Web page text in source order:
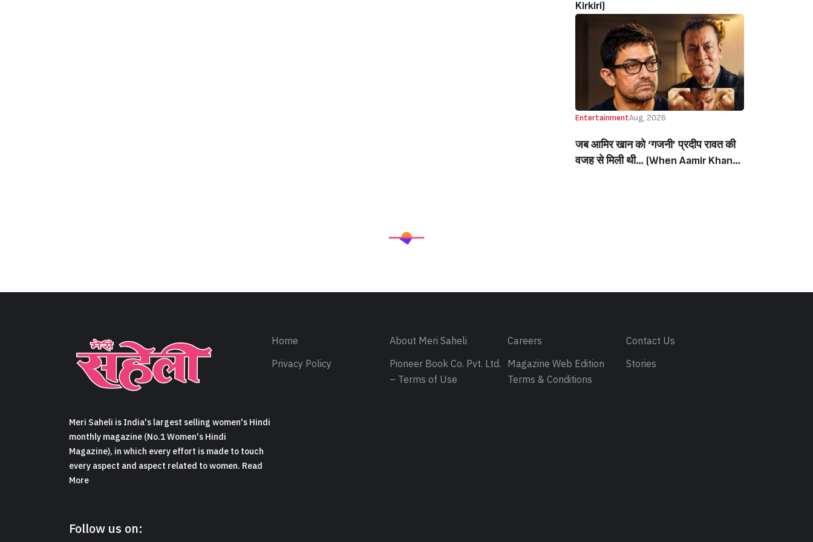
Kirkiri)
EntertainmentAug, 2026
जब आमिर खान को ‘गजनी’ प्रदीप रावत की
वजह से मिली थी… (When Aamir Khan
Meri Saheli is India's largest selling women's Hindi
monthly magazine (No.1 Women's Hindi
Magazine), in which every effort is made to touch
every aspect and aspect related to women. Read
More
Follow us on:
Home About Meri Saheli Careers
Contact Us
Privacy Policy
Pioneer Book Co. Pvt. Ltd.
– Terms of Use
Magazine Web Edition
Terms & Conditions
Stories